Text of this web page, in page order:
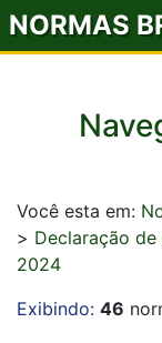
NORMAS
Você esta em:
> Declaração
2024
Exibindo: 46